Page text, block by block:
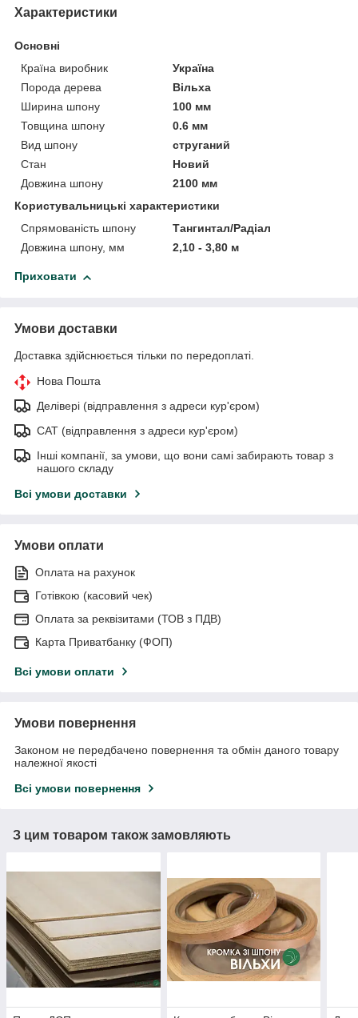
Характеристики
Основні
Країна виробник
Україна
Порода дерева
Вільха
Ширина шпону
100 мм
Товщина шпону
0.6 мм
Вид шпону
струганий
Стан
Новий
Довжина шпону
2100 мм
Користувальницькі характеристики
Спрямованість шпону
Тангинтал/Радіал
Довжина шпону, мм
2,10 - 3,80 м
Приховати
Умови доставки
Доставка здійснюється тільки по передоплаті.
Нова Пошта
Делівері (відправлення з адреси кур'єром)
САТ (відправлення з адреси кур'єром)
Інші компанії, за умови, що вони самі забирають товар з
нашого складу
Всі умови доставки
Умови оплати
Оплата на рахунок
Готівкою (касовий чек)
Оплата за реквізитами (ТОВ з ПДВ)
Карта Приватбанку (ФОП)
Всі умови оплати
Умови повернення
Законом не передбачено повернення та обмін даного товару
належної якості
Всі умови повернення
З цим товаром також замовляють